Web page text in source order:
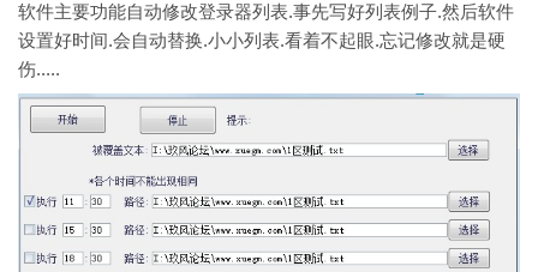
软件主要功能自动修改登录器列表.事先写好列表例子.然后软件
设置好时间.会自动替换.小小列表.看着不起眼.忘记修改就是硬
伤.....